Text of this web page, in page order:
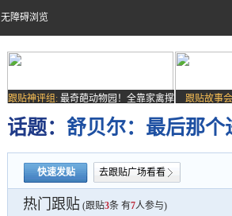
无障碍浏览
跟贴神评组: 最奇葩动物园！全靠家禽撑
场子
跟贴故事
话题： 舒贝尔：最后那
快速发贴 去跟贴广场看看
热门跟贴 (跟贴3条 有7人参与)